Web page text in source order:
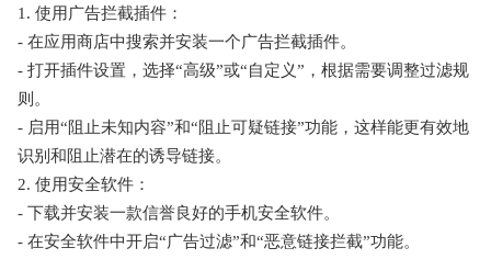
1. 使用广告拦截插件：
- 在应用商店中搜索并安装一个广告拦截插件。
- 打开插件设置，选择“高级”或“自定义”，根据需要调整过滤规
则。
- 启用“阻止未知内容”和“阻止可疑链接”功能，这样能更有效地
识别和阻止潜在的诱导链接。
2. 使用安全软件：
- 下载并安装一款信誉良好的手机安全软件。
- 在安全软件中开启“广告过滤”和“恶意链接拦截”功能。